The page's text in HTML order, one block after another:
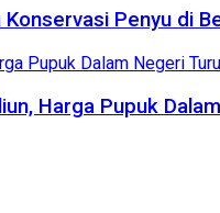
Penyu di
Harga Pupuk